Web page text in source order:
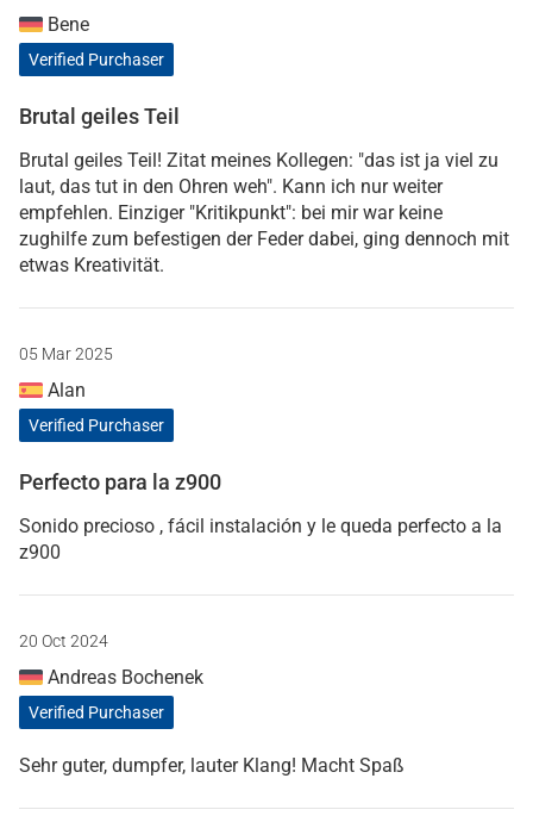
Bene
Verified Purchaser
Brutal geiles Teil
Brutal geiles Teil! Zitat meines Kollegen: "das ist ja viel zu
laut, das tut in den Ohren weh". Kann ich nur weiter
empfehlen. Einziger "Kritikpunkt": bei mir war keine
zughilfe zum befestigen der Feder dabei, ging dennoch mit
etwas Kreativität.
05 Mar 2025
Alan
Verified Purchaser
Perfecto para la z900
Sonido precioso , fácil instalación y le queda perfecto a la
z900
20 Oct 2024
Andreas Bochenek
Verified Purchaser
Sehr guter, dumpfer, lauter Klang! Macht Spaß